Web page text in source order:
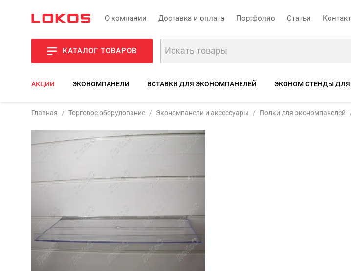
О компании Доставка и оплата Портфолио Статьи
КАТАЛОГ ТОВАРОВ
АКЦИИ ЭКОНОМПАНЕЛИ ВСТАВКИ ДЛЯ ЭКОНОМПАНЕЛЕЙ ЭКОНОМ СТЕНДЫ
Полка 490*210мм с опорами, акрил, на экономпанель
Главная Торговое оборудование Экономпанели и аксессуары Полки для экономпанелей